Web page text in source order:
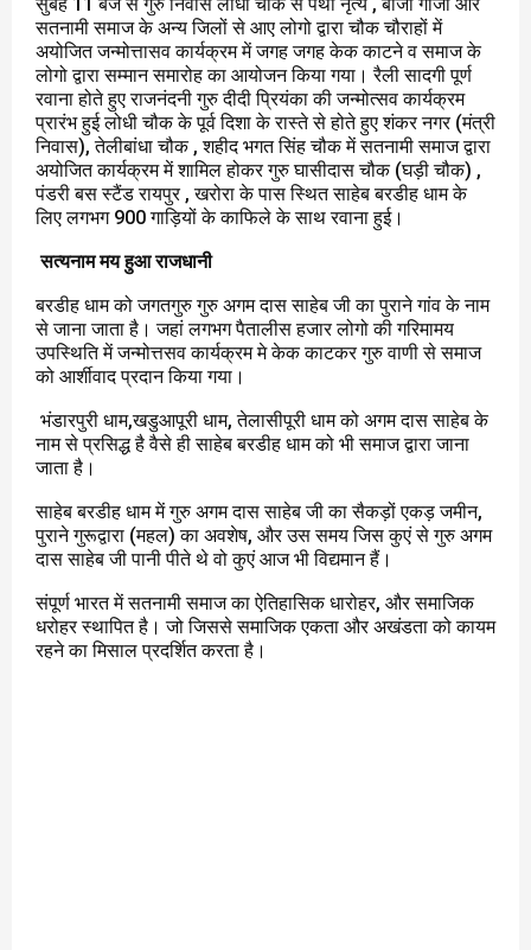
सतनामी समाज के अन्य जिलों से आए लोगो द्वारा चौक चौराहों में
अयोजित जन्मोत्तासव कार्यक्रम में जगह जगह केक काटने व समाज के
लोगो द्वारा सम्मान समारोह का आयोजन किया गया। रैली सादगी पूर्ण
रवाना होते हुए राजनंदनी गुरु दीदी प्रियंका की जन्मोत्सव कार्यक्रम
प्रारंभ हुई लोधी चौक के पूर्व दिशा के रास्ते से होते हुए शंकर नगर (मंत्री
निवास), तेलीबांधा चौक , शहीद भगत सिंह चौक में सतनामी समाज द्वारा
अयोजित कार्यक्रम में शामिल होकर गुरु घासीदास चौक (घड़ी चौक) ,
पंडरी बस स्टैंड रायपुर , खरोरा के पास स्थित साहेब बरडीह धाम के
लिए लगभग 900 गाड़ियों के काफिले के साथ रवाना हुई।
सत्यनाम मय हुआ राजधानी
बरडीह धाम को जगतगुरु गुरु अगम दास साहेब जी का पुराने गांव के नाम
से जाना जाता है। जहां लगभग पैतालीस हजार लोगो की गरिमामय
उपस्थिति में जन्मोत्तसव कार्यक्रम मे केक काटकर गुरु वाणी से समाज
को आर्शीवाद प्रदान किया गया।
भंडारपुरी धाम,खडुआपूरी धाम, तेलासीपूरी धाम को अगम दास साहेब के
नाम से प्रसिद्ध है वैसे ही साहेब बरडीह धाम को भी समाज द्वारा जाना
जाता है।
साहेब बरडीह धाम में गुरु अगम दास साहेब जी का सैकड़ों एकड़ जमीन,
पुराने गुरूद्वारा (महल) का अवशेष, और उस समय जिस कुएं से गुरु अगम
दास साहेब जी पानी पीते थे वो कुएं आज भी विद्यमान हैं।
संपूर्ण भारत में सतनामी समाज का ऐतिहासिक धारोहर, और समाजिक
धरोहर स्थापित है। जो जिससे समाजिक एकता और अखंडता को कायम
रहने का मिसाल प्रदर्शित करता है।